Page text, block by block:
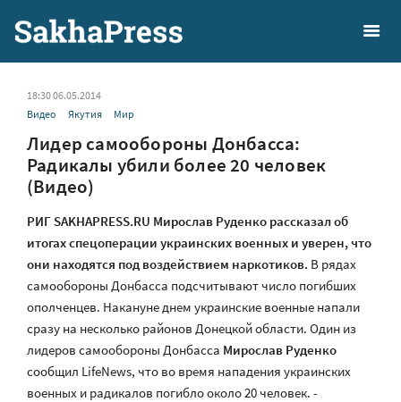
18:30 06.05.2014
Видео
Якутия Мир
Лидер самообороны Донбасса:
Радикалы убили более 20 человек
(Видео)
РИГ SAKHAPRESS.RU Мирослав Руденко рассказал об
итогах спецоперации украинских военных и уверен, что
они находятся под воздействием наркотиков. В рядах
самообороны Донбасса подсчитывают число погибших
ополченцев. Накануне днем украинские военные напали
сразу на несколько районов Донецкой области. Один из
лидеров самообороны Донбасса Мирослав Руденко
сообщил LifeNews, что во время нападения украинских
военных и радикалов погибло около 20 человек. -